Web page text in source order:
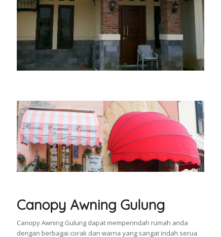
Canopy Awning Gulung
Canopy Awning Gulung dapat memperindah rumah anda
dengan berbagai corak dan warna yang sangat indah serua